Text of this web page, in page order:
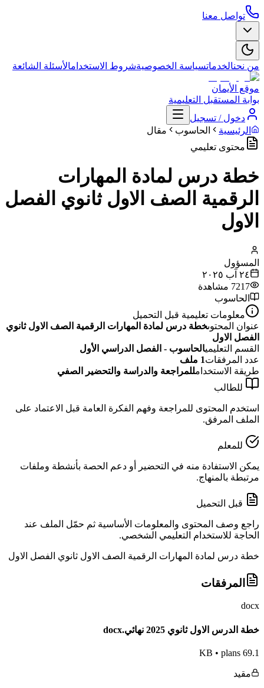
تواصل معنا
من نحنالخدماتسياسة الخصوصيةشروط الاستخدامالأسئلة الشائعة
موقع الأيمان
بوابة المستقبل التعليمية
دخول / تسجيل
الرئيسية
الحاسوب
مقال
محتوى تعليمي
خطة درس لمادة المهارات
الرقمية الصف الاول ثانوي الفصل
الاول
المسؤول
٢٤ آب ٢٠٢٥
7217 مشاهدة
الحاسوب
معلومات تعليمية قبل التحميل
عنوان المحتوىخطة درس لمادة المهارات الرقمية الصف الاول ثانوي
الفصل الاول
القسم التعليميالحاسوب - الفصل الدراسي الأول
عدد المرفقات1 ملف
طريقة الاستخدامللمراجعة والدراسة والتحضير الصفي
للطالب
استخدم المحتوى للمراجعة وفهم الفكرة العامة قبل الاعتماد على
الملف المرفق.
للمعلم
يمكن الاستفادة منه في التحضير أو دعم الحصة بأنشطة وملفات
مرتبطة بالمنهاج.
قبل التحميل
راجع وصف المحتوى والمعلومات الأساسية ثم حمّل الملف عند
الحاجة للاستخدام التعليمي الشخصي.
خطة درس لمادة المهارات الرقمية الصف الاول ثانوي الفصل الاول
المرفقات
docx
خطة الدرس الاول ثانوي 2025 نهائي.docx
69.1 KB
• plans
مقيد